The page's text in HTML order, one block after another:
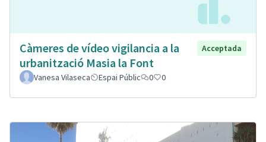
Càmeres de vídeo vigilancia a la
urbanització Masia la Font
Acceptada
Vanesa Vilaseca Espai Públic 0 0